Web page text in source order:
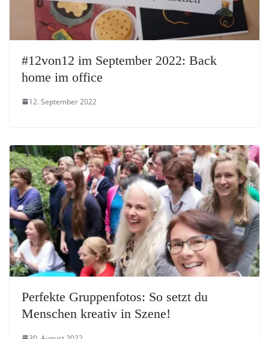
#12von12 im September 2022: Back
home im office
12. September 2022
Perfekte Gruppenfotos: So setzt du
Menschen kreativ in Szene!